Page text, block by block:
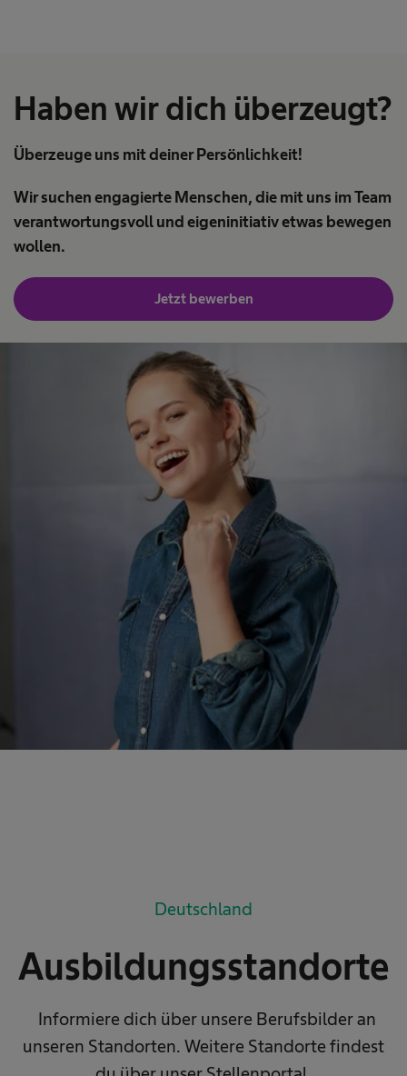
Haben wir dich überzeugt?
Überzeuge uns mit deiner Persönlichkeit!
Wir suchen engagierte Menschen, die mit uns im Team
verantwortungsvoll und eigeninitiativ etwas bewegen
wollen.
Jetzt bewerben
Deutschland
Ausbildungsstandorte
Informiere dich über unsere Berufsbilder an
unseren Standorten. Weitere Standorte findest